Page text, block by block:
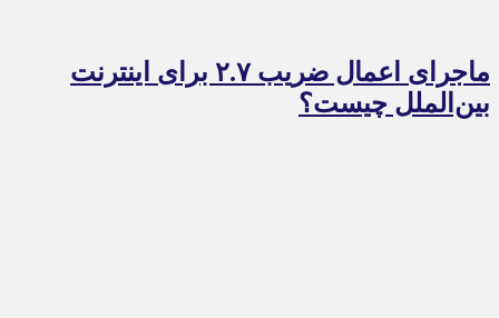
ماجرای اعمال ضریب ۲.۷ برای اینترنت
بین‌الملل چیست؟